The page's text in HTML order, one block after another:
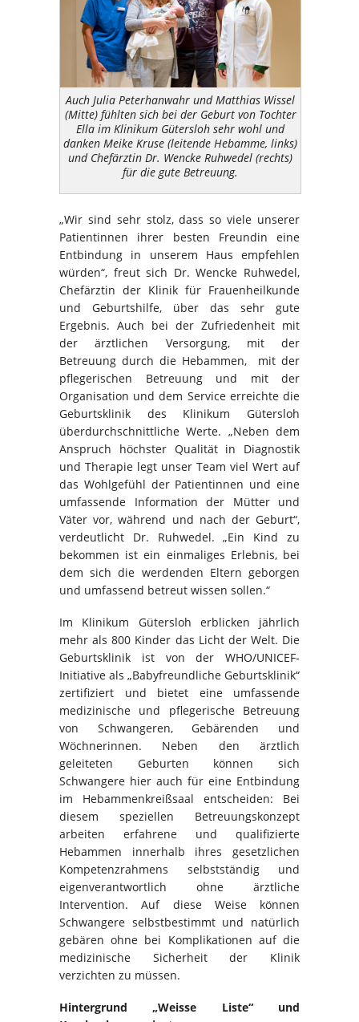
Auch Julia Peterhanwahr und Matthias Wissel
(Mitte) fühlten sich bei der Geburt von Tochter
Ella im Klinikum Gütersloh sehr wohl und
danken Meike Kruse (leitende Hebamme, links)
und Chefärztin Dr. Wencke Ruhwedel (rechts)
für die gute Betreuung.
„Wir sind sehr stolz, dass so viele unserer
Patientinnen ihrer besten Freundin eine
Entbindung in unserem Haus empfehlen
würden“, freut sich Dr. Wencke Ruhwedel,
Chefärztin der Klinik für Frauenheilkunde
und Geburtshilfe, über das sehr gute
Ergebnis. Auch bei der Zufriedenheit mit
der ärztlichen Versorgung, mit der
Betreuung durch die Hebammen, mit der
pflegerischen Betreuung und mit der
Organisation und dem Service erreichte die
Geburtsklinik des Klinikum Gütersloh
überdurchschnittliche Werte. „Neben dem
Anspruch höchster Qualität in Diagnostik
und Therapie legt unser Team viel Wert auf
das Wohlgefühl der Patientinnen und eine
umfassende Information der Mütter und
Väter vor, während und nach der Geburt“,
verdeutlicht Dr. Ruhwedel. „Ein Kind zu
bekommen ist ein einmaliges Erlebnis, bei
dem sich die werdenden Eltern geborgen
und umfassend betreut wissen sollen.“
Im Klinikum Gütersloh erblicken jährlich
mehr als 800 Kinder das Licht der Welt. Die
Geburtsklinik ist von der WHO/UNICEF-
Initiative als „Babyfreundliche Geburtsklinik“
zertifiziert und bietet eine umfassende
medizinische und pflegerische Betreuung
von Schwangeren, Gebärenden und
Wöchnerinnen. Neben den ärztlich
geleiteten Geburten können sich
Schwangere hier auch für eine Entbindung
im Hebammenkreißsaal entscheiden: Bei
diesem speziellen Betreuungskonzept
arbeiten erfahrene und qualifizierte
Hebammen innerhalb ihres gesetzlichen
Kompetenzrahmens selbstständig und
eigenverantwortlich ohne ärztliche
Intervention. Auf diese Weise können
Schwangere selbstbestimmt und natürlich
gebären ohne bei Komplikationen auf die
medizinische Sicherheit der Klinik
verzichten zu müssen.
Hintergrund „Weisse Liste“ und